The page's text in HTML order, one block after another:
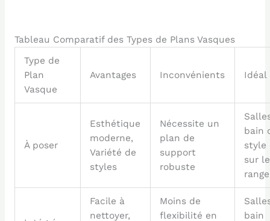
Tableau Comparatif des Types de Plans Vasques
Type de
Plan
Vasque
Avantages Inconvénients Idéal
À poser
Esthétique
moderne,
Variété de
styles
Nécessite un
plan de
support
robuste
bain
style
sur le
Facile à
nettoyer,
Moins de
flexibilité en
bain